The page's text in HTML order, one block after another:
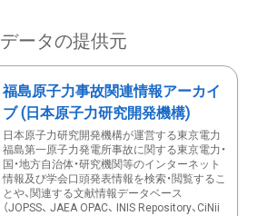
データの提供元
福島原子力事故関連情報アーカイ
ブ (日本原子力研究開発機構)
日本原子力研究開発機構が運営する東京電力
福島第一原子力発電所事故に関する東京電力・
国・地方自治体・研究機関等のインターネット
情報及び学会口頭発表情報を検索・閲覧するこ
とや、関連する文献情報データベース
（JOPSS、 JAEA OPAC、 INIS Repository、CiNii